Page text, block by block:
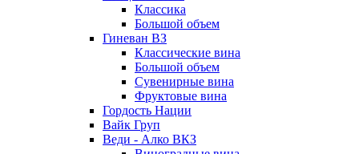
Классика
Большой объем
Гиневан ВЗ
Классические вина
Большой объем
Сувенирные вина
Фруктовые вина
Гордость Нации
Вайк Груп
Веди - Алко ВКЗ